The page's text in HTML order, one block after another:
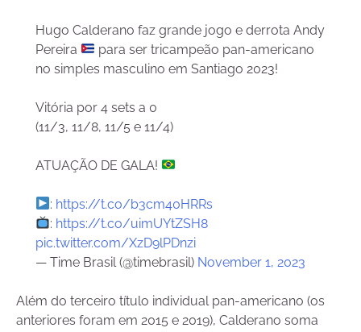
Hugo Calderano faz grande jogo e derrota Andy
Pereira
para ser tricampeão pan-americano
no simples masculino em Santiago 2023!
Vitória por 4 sets a 0
(11/3, 11/8, 11/5 e 11/4)
ATUAÇÃO DE GALA!
: https://t.co/b3cm40HRRs
: https://t.co/uimUYtZSH8
pic.twitter.com/XzD9lPDnzi
— Time Brasil (@timebrasil) November 1, 2023
Além do terceiro título individual pan-americano (os
anteriores foram em 2015 e 2019), Calderano soma